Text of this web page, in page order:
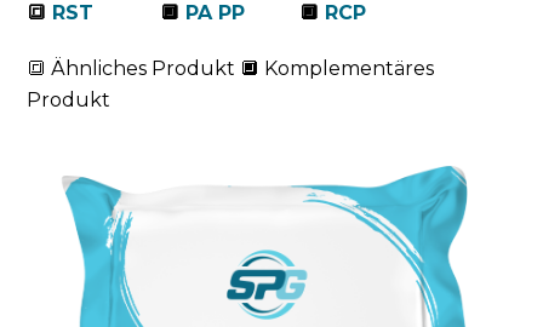
🔳 RST 🔲 PA PP 🔲 RCP
🔳 Ähnliches Produkt 🔲 Komplementäres
Produkt